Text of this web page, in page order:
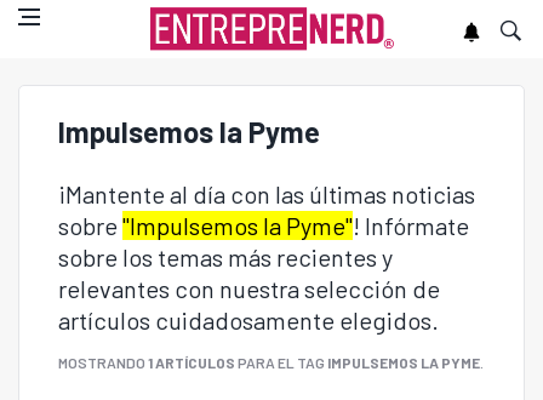
Impulsemos la Pyme
¡Mantente al día con las últimas noticias
sobre "Impulsemos la Pyme"! Infórmate
sobre los temas más recientes y
relevantes con nuestra selección de
artículos cuidadosamente elegidos.
MOSTRANDO 1 ARTÍCULOS PARA EL TAG IMPULSEMOS LA PYME